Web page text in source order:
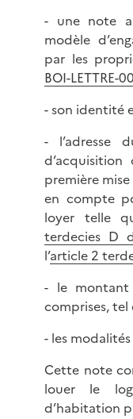
- une note
modèle
par les
BOI-LETTRE-
- son identité
- l’adresse
première
en compte
loyer telle
terdecies D
l’article 2
- le montant
comprises, tel
- les
Cette note
louer le
d’habitation